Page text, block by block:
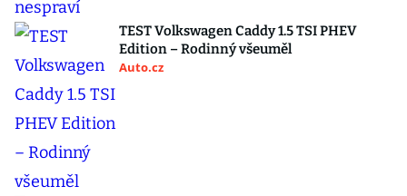
TEST Volkswagen Caddy 1.5 TSI PHEV
Edition – Rodinný všeuměl
Auto.cz